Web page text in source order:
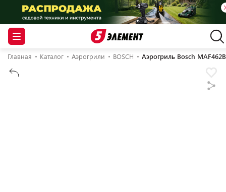
Главная Каталог Аэрогрили BOSCH Аэрогриль Bosch